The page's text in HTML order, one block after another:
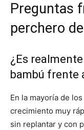
Preguntas
perchero
¿Es
bambú frente
En la mayoría de
crecimiento muy
sin replantar y con